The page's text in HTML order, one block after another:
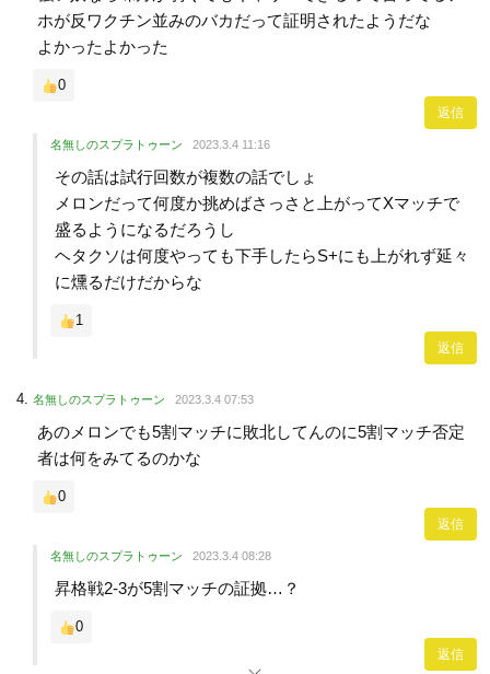
ホが反ワクチン並みのバカだって証明されたようだな
よかったよかった
0
返信
名無しのスプラトゥーン 2023.3.4 11:16
その話は試行回数が複数の話でしょ
メロンだって何度か挑めばさっさと上がってXマッチで
盛るようになるだろうし
ヘタクソは何度やっても下手したらS+にも上がれず延々
に燻るだけだからな
1
返信
名無しのスプラトゥーン 2023.3.4 07:53
あのメロンでも5割マッチに敗北してんのに5割マッチ否定
者は何をみてるのかな
0
返信
名無しのスプラトゥーン 2023.3.4 08:28
昇格戦2-3が5割マッチの証拠…？
0
返信